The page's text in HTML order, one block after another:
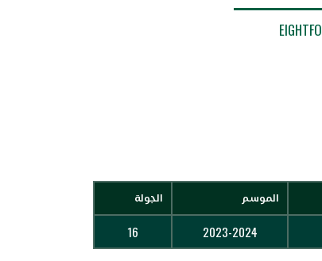
الموسم الجولة
2023-2024
16